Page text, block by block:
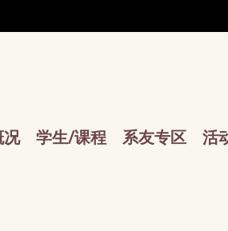
况 学生/课程 系友专区 活